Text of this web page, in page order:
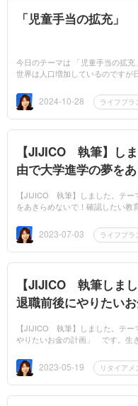
「児童手当の拡充」
今日のテーマは 「児童手当の拡
世界は人口増加しているのですが
が必要とな...2024-10-28 ライフプラ
【JIJICO 執筆】し
由で大学進学の夢を
【JIJICO 執筆】しました。テー
をあきらめないで！確認したい教
した。経...2023-07-03 ライフプラ
【JIJICO 執筆しま
退職前後にやりたい
【JIJICO 執筆】しました。テー
やりたいお金の計画」 です。生
をも... 2023-05-19 リタイアメ